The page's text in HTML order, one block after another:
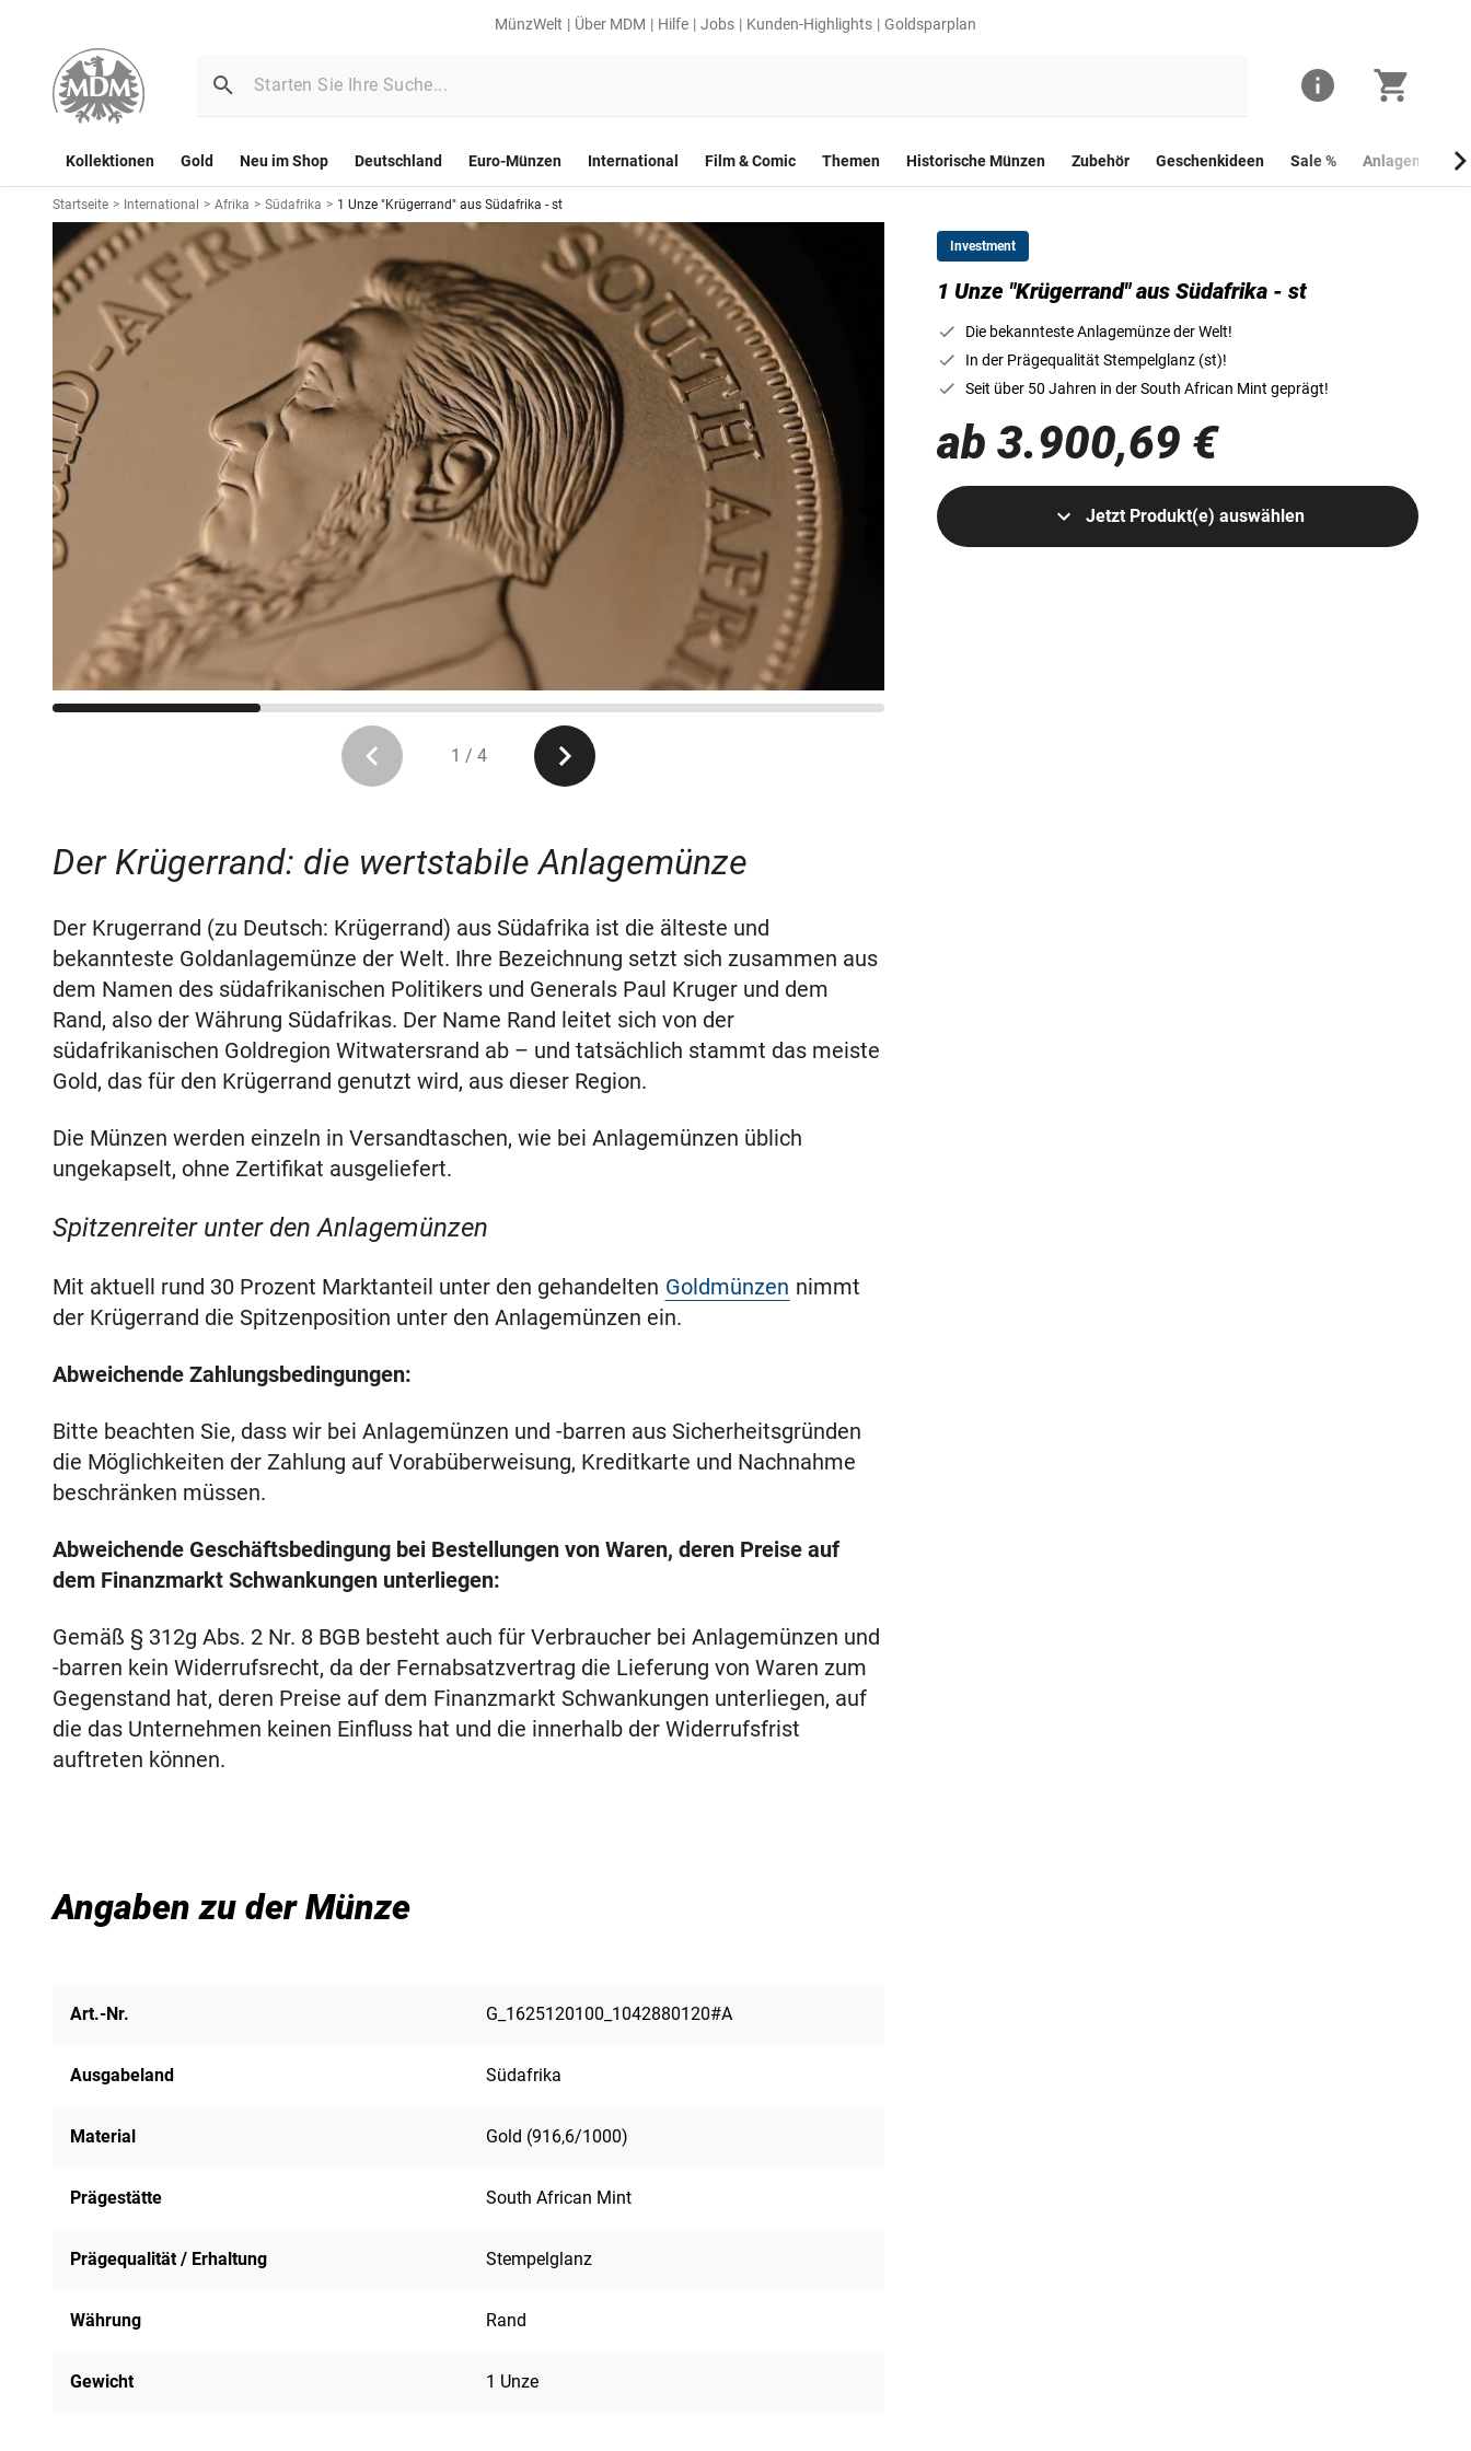
MünzWelt Über MDM Hilfe Jobs Kunden-Highlights Goldsparplan
Kollektionen Gold Neu im Shop Deutschland Euro-Münzen International Film & Comic Themen Historische Münzen Zubehör Geschenkideen Sale % Anlagemünzen
Startseite > International > Afrika > Südafrika > 1 Unze "Krügerrand" aus Südafrika - st
Der "Krügerrand" aus Südafrika - hier abgebildet: Jahrgang
1 / 4
Investment
1 Unze "Krügerrand" aus Südafrika - st
Die bekannteste Anlagemünze der Welt!
In der Prägequalität Stempelglanz (st)!
Seit über 50 Jahren in der South African Mint geprägt!
ab 3.900,69 €
Jetzt Produkt(e) auswählen
Der Krügerrand: die wertstabile Anlagemünze
Der Krugerrand (zu Deutsch: Krügerrand) aus Südafrika ist die älteste und
bekannteste Goldanlagemünze der Welt. Ihre Bezeichnung setzt sich zusammen aus
dem Namen des südafrikanischen Politikers und Generals Paul Kruger und dem
Rand, also der Währung Südafrikas. Der Name Rand leitet sich von der
südafrikanischen Goldregion Witwatersrand ab – und tatsächlich stammt das meiste
Gold, das für den Krügerrand genutzt wird, aus dieser Region.
Die Münzen werden einzeln in Versandtaschen, wie bei Anlagemünzen üblich
ungekapselt, ohne Zertifikat ausgeliefert.
Spitzenreiter unter den Anlagemünzen
Mit aktuell rund 30 Prozent Marktanteil unter den gehandelten Goldmünzen nimmt
der Krügerrand die Spitzenposition unter den Anlagemünzen ein.
Abweichende Zahlungsbedingungen:
Bitte beachten Sie, dass wir bei Anlagemünzen und -barren aus Sicherheitsgründen
die Möglichkeiten der Zahlung auf Vorabüberweisung, Kreditkarte und Nachnahme
beschränken müssen.
Abweichende Geschäftsbedingung bei Bestellungen von Waren, deren Preise auf
dem Finanzmarkt Schwankungen unterliegen:
Gemäß § 312g Abs. 2 Nr. 8 BGB besteht auch für Verbraucher bei Anlagemünzen und
-barren kein Widerrufsrecht, da der Fernabsatzvertrag die Lieferung von Waren zum
Gegenstand hat, deren Preise auf dem Finanzmarkt Schwankungen unterliegen, auf
die das Unternehmen keinen Einfluss hat und die innerhalb der Widerrufsfrist
auftreten können.
Angaben zu der Münze
Art.-Nr. G_1625120100_1042880120#A
Ausgabeland Südafrika
Material Gold (916,6/1000)
Prägestätte South African Mint
Prägequalität / Erhaltung Stempelglanz
Währung Rand
Gewicht 1 Unze